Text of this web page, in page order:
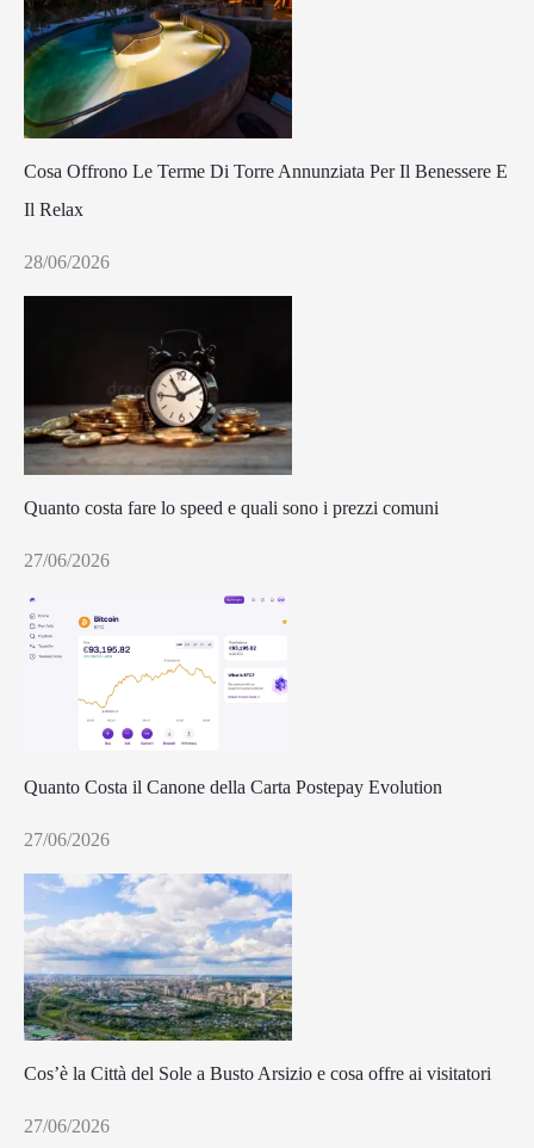
Cosa Offrono Le Terme Di Torre Annunziata Per Il Benessere E
Il Relax
28/06/2026
Quanto costa fare lo speed e quali sono i prezzi comuni
27/06/2026
Quanto Costa il Canone della Carta Postepay Evolution
27/06/2026
Cos’è la Città del Sole a Busto Arsizio e cosa offre ai visitatori
27/06/2026